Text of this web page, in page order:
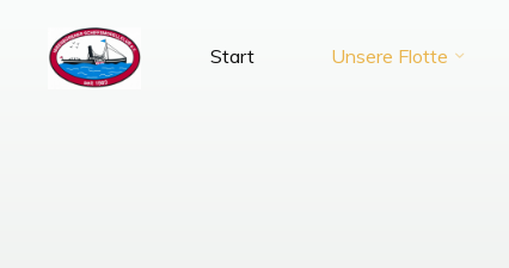
springen
Start Unsere Flotte